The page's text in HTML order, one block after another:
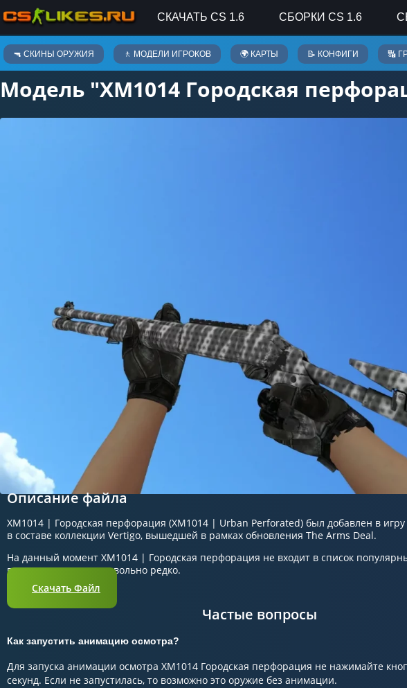
СКАЧАТЬ CS 1.6 СБОРКИ CS 1.6
🔫 СКИНЫ ОРУЖИЯ 🚶 МОДЕЛИ ИГРОКОВ 🌍 КАРТЫ 📝 КОНФИГИ 🔣
Скины оружия
Модель "XM1014 Городская
Описание файла
XM1014 | Городская перфорация (XM1014 | Urban Perforated) был добавлен в игру
в составе коллекции Vertigo, вышедшей в рамках обновления The Arms Deal.
На данный момент XM1014 | Городская перфорация не входит в список
встречается в игре довольно редко.
Скачать Файл
Частые вопросы
Как запустить анимацию осмотра?
Для запуска анимации осмотра XM1014 Городская перфорация не нажимайте
секунд. Если не запустилась, то возможно это оружие без анимации.